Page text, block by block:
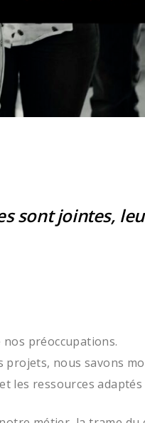
sont jointes,
préoccupations.
nous savons
les ressources